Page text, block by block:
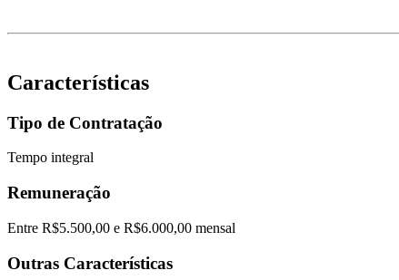
Características
Tipo de Contratação
Tempo integral
Remuneração
Entre R$5.500,00 e R$6.000,00 mensal
Outras Características